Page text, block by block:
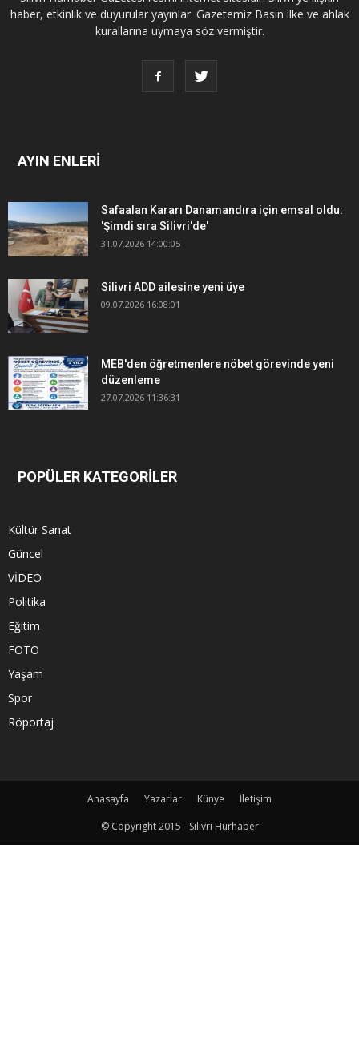
haber, etkinlik ve duyurular yayınlar. Gazetemiz Basın ilke ve ahlak
kurallarına uymaya söz vermiştir.
AYIN ENLERİ
Safaalan Kararı Danamandıra için emsal oldu:
'Şimdi sıra Silivri'de'
31.07.2026 14:00:05
Silivri ADD ailesine yeni üye
09.07.2026 16:08:01
MEB'den öğretmenlere nöbet görevinde yeni
düzenleme
27.07.2026 11:36:31
POPÜLER KATEGORİLER
Kültür Sanat
Güncel
VİDEO
Politika
Eğitim
FOTO
Yaşam
Spor
Röportaj
Anasayfa Yazarlar Künye
İletişim
© Copyright 2015 - Silivri Hürhaber